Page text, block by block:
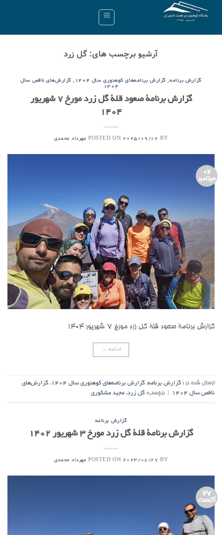
آرشیو برچسب های:گل زرد
گزارش برنامه, گزارش برنامه‌های کوهنوری سال ۱۴۰۴ , گزارش‌های ناقص سال
۱۴۰۴
گزارش برنامۀ صعود قلۀ گل زرد مورخ ۷ شهریور
۱۴۰۴
POSTED ON 2025/09/02 BY مهرداد محمدی
02
سپتامبر
گزارش برنامۀ صعود قلۀ گل زرد مورخ ۷ شهریور ۱۴۰۴
ادامه →
ارسال شده در : گزارش برنامه, گزارش برنامه‌های کوهنوری سال ۱۴۰۴ , گزارش‌های
ناقص سال ۱۴۰۴
برچسب: گل زرد, مجید مشکوری
گزارش برنامه
گزارش برنامۀ قلۀ گل زرد مورخ ۳ شهریور ۱۴۰۲
POSTED ON 2023/08/27 BY مهرداد محمدی
27
آگوست